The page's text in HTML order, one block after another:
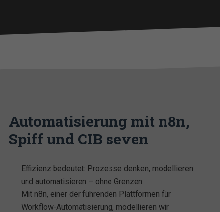
Automatisierung mit n8n,
Spiff und CIB seven
Effizienz bedeutet: Prozesse denken, modellieren
und automatisieren – ohne Grenzen.
Mit n8n, einer der führenden Plattformen für
Workflow-Automatisierung, modellieren wir